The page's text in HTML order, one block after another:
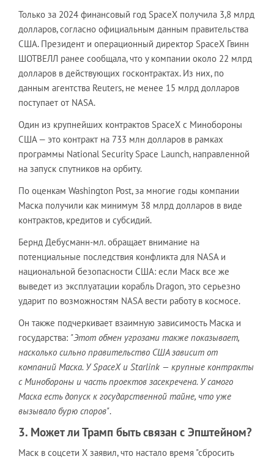
Только за 2024 финансовый год SpaceX получила 3,8 млрд
долларов, согласно официальным данным правительства
США. Президент и операционный директор SpaceX Гвинн
ШОТВЕЛЛ ранее сообщала, что у компании около 22 млрд
долларов в действующих госконтрактах. Из них, по
данным агентства Reuters, не менее 15 млрд долларов
поступает от NASA.
Один из крупнейших контрактов SpaceX с Минобороны
США — это контракт на 733 млн долларов в рамках
программы National Security Space Launch, направленной
на запуск спутников на орбиту.
По оценкам Washington Post, за многие годы компании
Маска получили как минимум 38 млрд долларов в виде
контрактов, кредитов и субсидий.
Бернд Дебусманн-мл. обращает внимание на
потенциальные последствия конфликта для NASA и
национальной безопасности США: если Маск все же
выведет из эксплуатации корабль Dragon, это серьезно
ударит по возможностям NASA вести работу в космосе.
Он также подчеркивает взаимную зависимость Маска и
государства: "Этот обмен угрозами также показывает,
насколько сильно правительство США зависит от
компаний Маска. У SpaceX и Starlink — крупные контракты
с Минобороны и часть проектов засекречена. У самого
Маска есть допуск к государственной тайне, что уже
вызывало бурю споров".
3. Может ли Трамп быть связан с Эпштейном?
Маск в соцсети Х заявил, что настало время "сбросить